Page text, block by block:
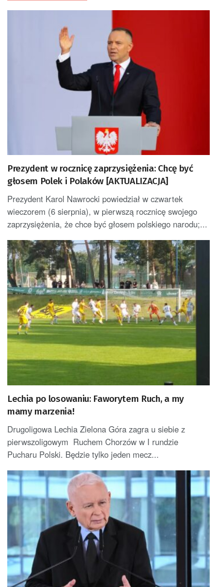
Prezydent w rocznicę zaprzysiężenia: Chcę być
głosem Polek i Polaków [AKTUALIZACJA]
Prezydent Karol Nawrocki powiedział w czwartek
wieczorem (6 sierpnia), w pierwszą rocznicę swojego
zaprzysiężenia, że chce być głosem polskiego narodu;...
Lechia po losowaniu: Faworytem Ruch, a my
mamy marzenia!
Drugoligowa Lechia Zielona Góra zagra u siebie z
pierwszoligowym Ruchem Chorzów w I rundzie
Pucharu Polski. Będzie tylko jeden mecz...